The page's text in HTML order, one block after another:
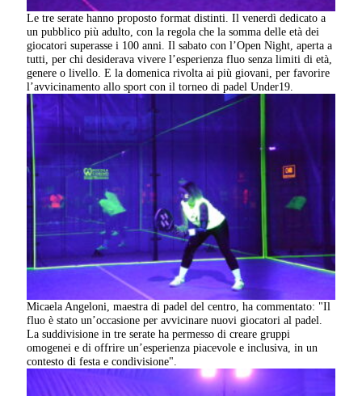
Le tre serate hanno proposto format distinti. Il venerdì dedicato a
un pubblico più adulto, con la regola che la somma delle età dei
giocatori superasse i 100 anni. Il sabato con l’Open Night, aperta a
tutti, per chi desiderava vivere l’esperienza fluo senza limiti di età,
genere o livello. E la domenica rivolta ai più giovani, per favorire
l’avvicinamento allo sport con il torneo di padel Under19.
Micaela Angeloni, maestra di padel del centro, ha commentato: "Il
fluo è stato un’occasione per avvicinare nuovi giocatori al padel.
La suddivisione in tre serate ha permesso di creare gruppi
omogenei e di offrire un’esperienza piacevole e inclusiva, in un
contesto di festa e condivisione".